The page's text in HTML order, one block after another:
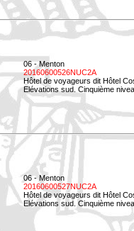
06 - Menton
20160600526NUC2A
Hôtel de voyageurs dit Hôtel
Elévations sud. Cinquième
06 - Menton
20160600527NUC2A
Hôtel de voyageurs dit Hôtel
Elévations sud. Cinquième